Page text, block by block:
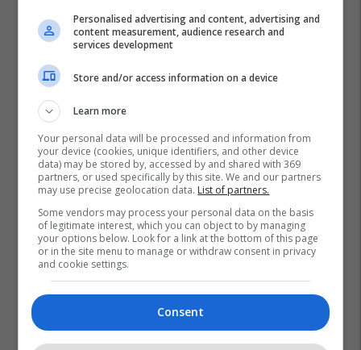
Personalised advertising and content, advertising and
content measurement, audience research and
services development
Store and/or access information on a device
Learn more
Your personal data will be processed and information from
your device (cookies, unique identifiers, and other device
data) may be stored by, accessed by and shared with 369
partners, or used specifically by this site. We and our partners
may use precise geolocation data. List of partners.
Some vendors may process your personal data on the basis
of legitimate interest, which you can object to by managing
your options below. Look for a link at the bottom of this page
or in the site menu to manage or withdraw consent in privacy
and cookie settings.
Consent